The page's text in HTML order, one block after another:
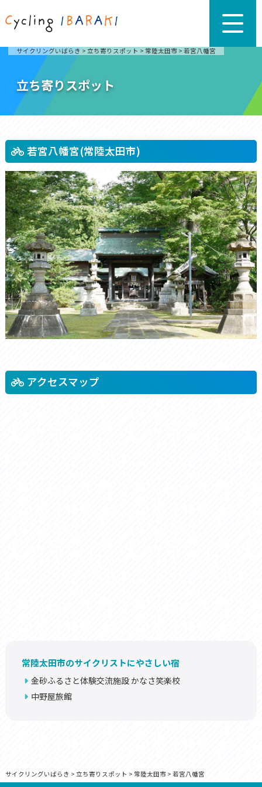
サイクリングいばらき > 立ち寄りスポット > 常陸太田市 > 若宮八幡宮
立ち寄りスポット
若宮八幡宮(常陸太田市)
アクセスマップ
常陸太田市のサイクリストにやさしい宿
金砂ふるさと体験交流施設 かなさ笑楽校
中野屋旅館
サイクリングいばらき > 立ち寄りスポット > 常陸太田市> 若宮八幡宮